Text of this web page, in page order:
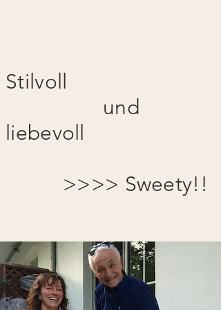
Stilvoll
und
liebevoll
>>>> Sweety!!